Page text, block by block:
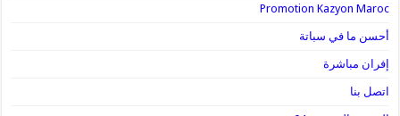
Promotion Kazyon Maroc
أحسن ما في سباتة
إفران مباشرة
اتصل بنا